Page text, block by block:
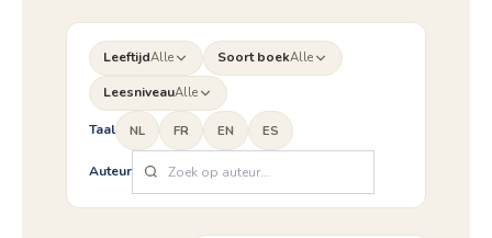
LeeftijdAlle Soort boekAlle
LeesniveauAlle
Taal NL FR EN ES
Auteur